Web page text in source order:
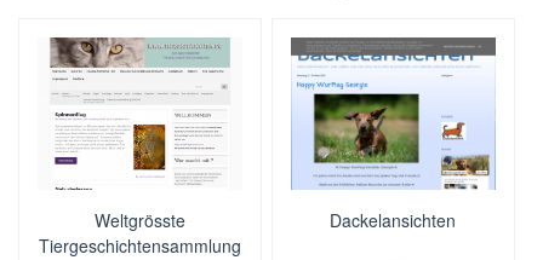
Weltgrösste
Tiergeschichtensammlung
Dackelansichten